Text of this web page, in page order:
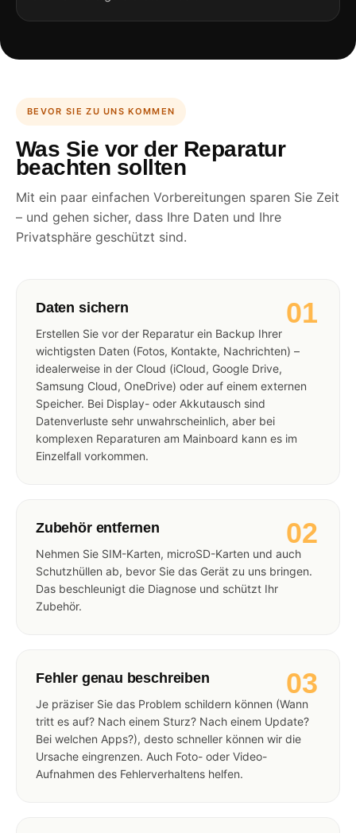
BEVOR SIE ZU UNS KOMMEN
Was Sie vor der Reparatur
beachten sollten
Mit ein paar einfachen Vorbereitungen sparen Sie Zeit
– und gehen sicher, dass Ihre Daten und Ihre
Privatsphäre geschützt sind.
01
Daten sichern
Erstellen Sie vor der Reparatur ein Backup Ihrer
wichtigsten Daten (Fotos, Kontakte, Nachrichten) –
idealerweise in der Cloud (iCloud, Google Drive,
Samsung Cloud, OneDrive) oder auf einem externen
Speicher. Bei Display- oder Akkutausch sind
Datenverluste sehr unwahrscheinlich, aber bei
komplexen Reparaturen am Mainboard kann es im
Einzelfall vorkommen.
02
Zubehör entfernen
Nehmen Sie SIM-Karten, microSD-Karten und auch
Schutzhüllen ab, bevor Sie das Gerät zu uns bringen.
Das beschleunigt die Diagnose und schützt Ihr
Zubehör.
03
Fehler genau beschreiben
Je präziser Sie das Problem schildern können (Wann
tritt es auf? Nach einem Sturz? Nach einem Update?
Bei welchen Apps?), desto schneller können wir die
Ursache eingrenzen. Auch Foto- oder Video-
Aufnahmen des Fehlerverhaltens helfen.